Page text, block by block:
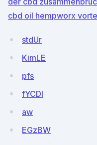
cbd oil hempworx
stdUr
KimLE
pfs
fYCDI
aw
EGzBW